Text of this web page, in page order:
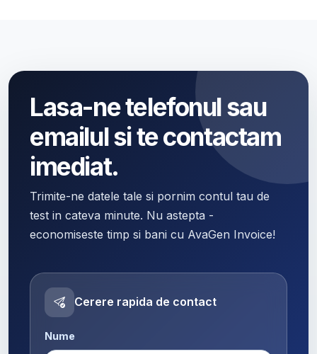
Lasa-ne telefonul sau
emailul si te contactam
imediat.
Trimite-ne datele tale si pornim contul tau de
test in cateva minute. Nu astepta -
economiseste timp si bani cu AvaGen Invoice!
Cerere rapida de contact
Nume